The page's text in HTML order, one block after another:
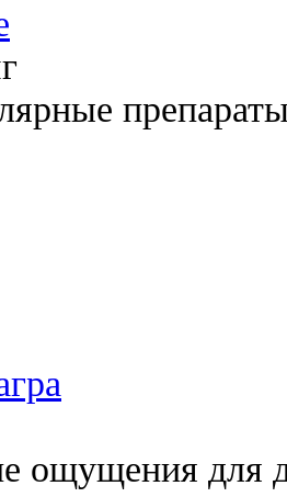
ощущения для